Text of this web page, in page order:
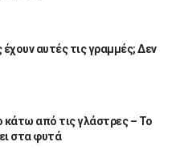
έχουν αυτές τις γραμμές; Δεν
κάτω από τις γλάστρες – Το
στα φυτά